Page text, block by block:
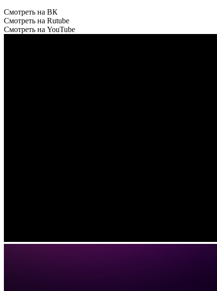
Смотреть на ВК
Смотреть на Rutube
Смотреть на YouTube